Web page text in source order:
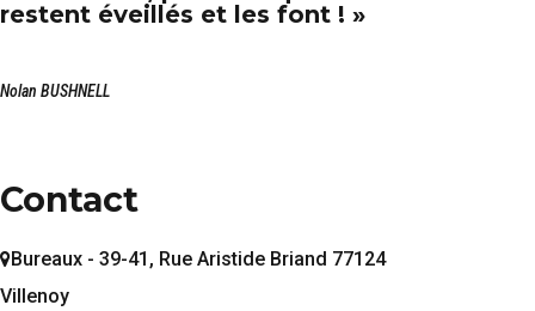
restent éveillés et les font ! »
Nolan BUSHNELL
Contact
Bureaux - 39-41, Rue Aristide Briand 77124
Villenoy